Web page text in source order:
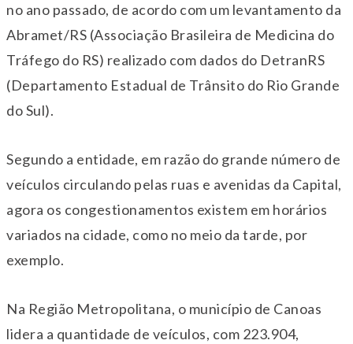
no ano passado, de acordo com um levantamento da
Abramet/RS (Associação Brasileira de Medicina do
Tráfego do RS) realizado com dados do DetranRS
(Departamento Estadual de Trânsito do Rio Grande
do Sul).
Segundo a entidade, em razão do grande número de
veículos circulando pelas ruas e avenidas da Capital,
agora os congestionamentos existem em horários
variados na cidade, como no meio da tarde, por
exemplo.
Na Região Metropolitana, o município de Canoas
lidera a quantidade de veículos, com 223.904,